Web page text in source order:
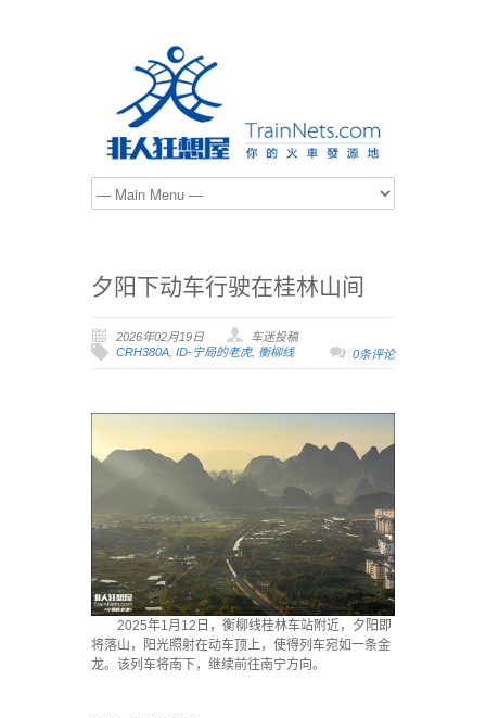
夕阳下动车行驶在桂林山间
2026年02月19日
车迷投稿
CRH380A, ID-宁局的老虎, 衡柳线 0条评论
2025年1月12日，衡柳线桂林车站附近，夕阳即
将落山，阳光照射在动车顶上，使得列车宛如一条金
龙。该列车将南下，继续前往南宁方向。